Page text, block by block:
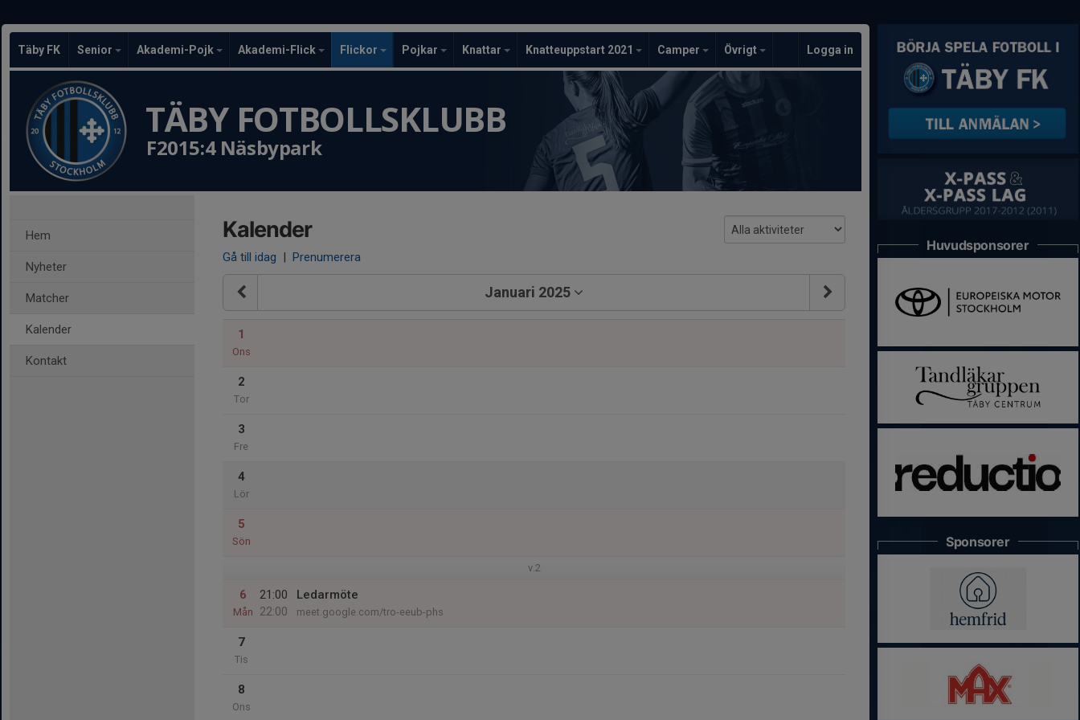
Täby FK Senior Akademi-Pojk Akademi-Flick Flickor Pojkar Knattar Knatteuppstart 2021 Camper Övrigt Logga in
TÄBY FOTBOLLSKLUBB
F2015:4 Näsbypark
Hem
Nyheter
Matcher
Kalender
Kontakt
Kalender
Gå till idag | Prenumerera
Januari 2025
1
Ons
2
Tor
3
Fre
4
Lör
5
Sön
v.2
6
Mån
21:00
22:00
Ledarmöte
meet.google.com/tro-eeub-phs
7
Tis
8
Ons
Huvudsponsorer
Sponsorer